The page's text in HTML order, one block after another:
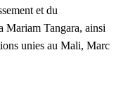
et du
Mariam Tangara, ainsi
unies au Mali, Marc